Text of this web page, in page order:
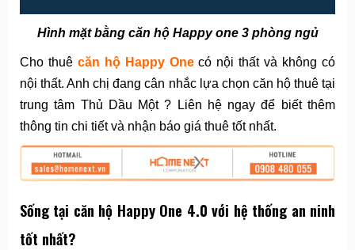
Hình mặt bằng căn hộ Happy one 3 phòng ngủ
Cho thuê căn hộ Happy Onecó nội thất và không có
nội thất. Anh chị đang cân nhắc lựa chọn căn hộ thuê tại
trung tâm Thủ Dầu Một ? Liên hệ ngay để biết thêm
thông tin chi tiết và nhận báo giá thuê tốt nhất.
Sống tại căn hộ Happy One 4.0 với hệ thống an ninh
tốt nhất?